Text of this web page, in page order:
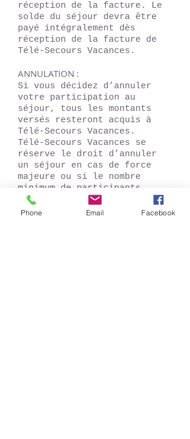
réception de la facture. Le
solde du séjour devra être
payé intégralement dès
réception de la facture de
Télé-Secours Vacances.
ANNULATION :
Si vous décidez d’annuler
votre participation au
séjour, tous les montants
versés resteront acquis à
Télé-Secours Vacances.
Télé-Secours Vacances se
réserve le droit d’annuler
un séjour en cas de force
majeure ou si le nombre
minimum de participants
n’est pas atteint.
Phone Email Facebook